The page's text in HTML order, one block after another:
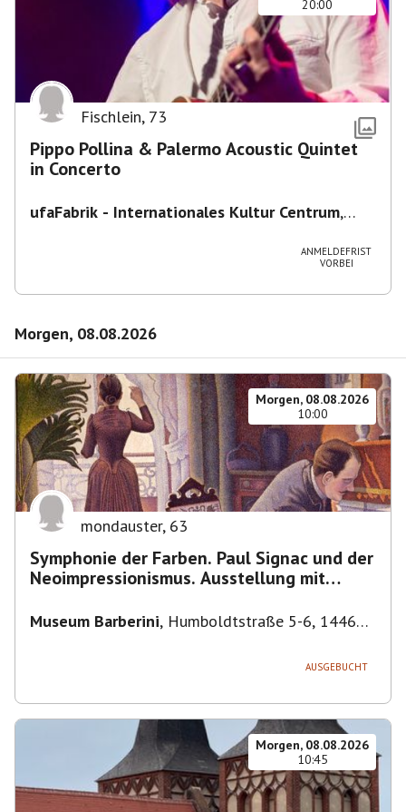
20:00
Fischlein, 73
Pippo Pollina & Palermo Acoustic Quintet
in Concerto
ufaFabrik - Internationales Kultur Centrum,
ANMELDEFRIST
VORBEI
Morgen, 08.08.2026
Morgen, 08.08.2026
10:00
mondauster, 63
Symphonie der Farben. Paul Signac und der
Neoimpressionismus. Ausstellung mit
Museum Barberini, Humboldtstraße 5-6, 14467
AUSGEBUCHT
Morgen, 08.08.2026
10:45